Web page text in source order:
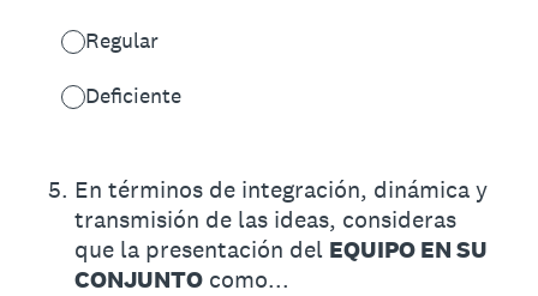
Regular
Deficiente
5. En términos de integración, dinámica y
transmisión de las ideas, consideras
que la presentación del EQUIPO EN SU
CONJUNTO como...